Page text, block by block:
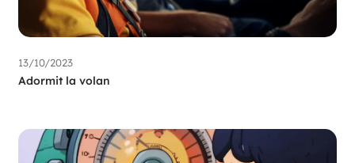
13/10/2023
Adormit la volan